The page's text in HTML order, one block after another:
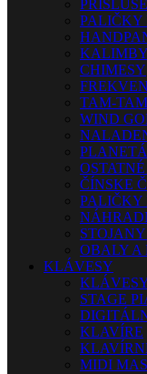
PALIČKY
CHIMESY
TAM-
WIND
ČÍNSKE
PALIČKY
OBALY A
KLÁVESY
STAGE
KLAVÍRE
MIDI